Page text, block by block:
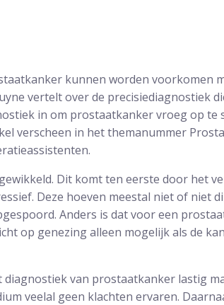
kunnen worden voorkomen
vertelt over de precisiediagnostiek
in om prostaatkanker vroeg op te
verscheen in het themanummer
Dit komt ten eerste door het
Deze hoeven meestal niet of niet
Anders is dat voor een
op genezing alleen mogelijk als de
van prostaatkanker lastig
veelal geen klachten ervaren.